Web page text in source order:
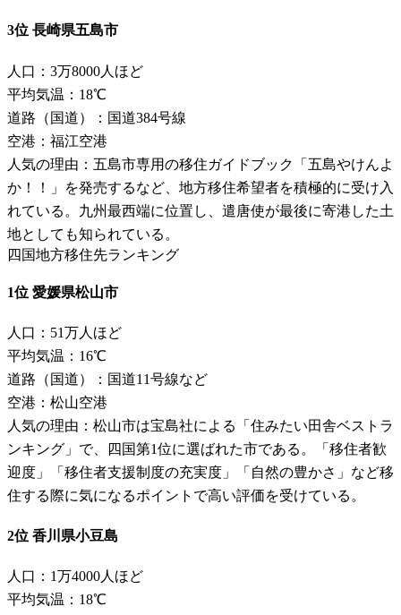
3位 長崎県五島市
人口：3万8000人ほど
平均気温：18℃
道路（国道）：国道384号線
空港：福江空港
人気の理由：五島市専用の移住ガイドブック「五島やけんよ
か！！」を発売するなど、地方移住希望者を積極的に受け入
れている。九州最西端に位置し、遣唐使が最後に寄港した土
地としても知られている。
四国地方移住先ランキング
1位 愛媛県松山市
人口：51万人ほど
平均気温：16℃
道路（国道）：国道11号線など
空港：松山空港
人気の理由：松山市は宝島社による「住みたい田舎ベストラ
ンキング」で、四国第1位に選ばれた市である。「移住者歓
迎度」「移住者支援制度の充実度」「自然の豊かさ」など移
住する際に気になるポイントで高い評価を受けている。
2位 香川県小豆島
人口：1万4000人ほど
平均気温：18℃